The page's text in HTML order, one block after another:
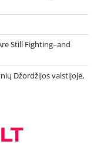
Still Fighting–and
Džordžijos valstijoje,